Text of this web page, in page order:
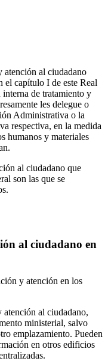
atención al ciudadano
el capítulo I de este Real
de tratamiento y
les delegue o
Administrativa o la
respectiva, en la medida
humanos y materiales
al ciudadano que
son las que se
al ciudadano en
y atención en los
al ciudadano,
ministerial, salvo
emplazamiento. Pueden
en otros edificios